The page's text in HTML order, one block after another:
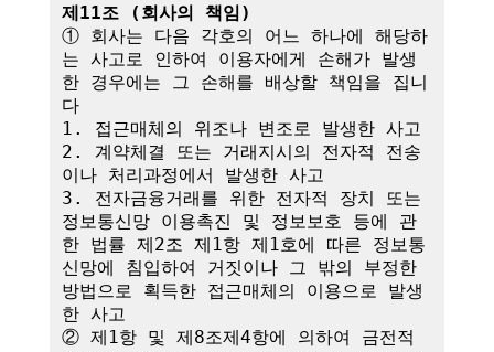
제11조 (회사의 책임)
① 회사는 다음 각호의 어느 하나에 해당하
는 사고로 인하여 이용자에게 손해가 발생
한 경우에는 그 손해를 배상할 책임을 집니
다
1. 접근매체의 위조나 변조로 발생한 사고
2. 계약체결 또는 거래지시의 전자적 전송
이나 처리과정에서 발생한 사고
3. 전자금융거래를 위한 전자적 장치 또는
정보통신망 이용촉진 및 정보보호 등에 관
한 법률 제2조 제1항 제1호에 따른 정보통
신망에 침입하여 거짓이나 그 밖의 부정한
방법으로 획득한 접근매체의 이용으로 발생
한 사고
② 제1항 및 제8조제4항에 의하여 금전적